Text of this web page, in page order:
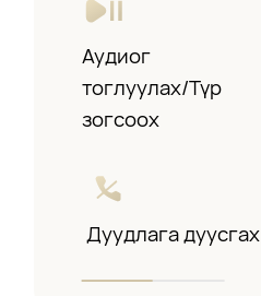
Аудиог
тоглуулах/Түр
зогсоох
Дуудлага дуусгах
Өмнөх/дараагийн
дуу тоглуулах